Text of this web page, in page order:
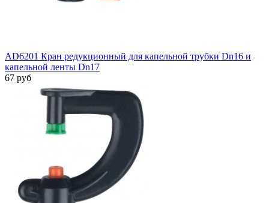
AD6201 Кран редукционный для капельной трубки Dn16 и
капельной ленты Dn17
67 руб